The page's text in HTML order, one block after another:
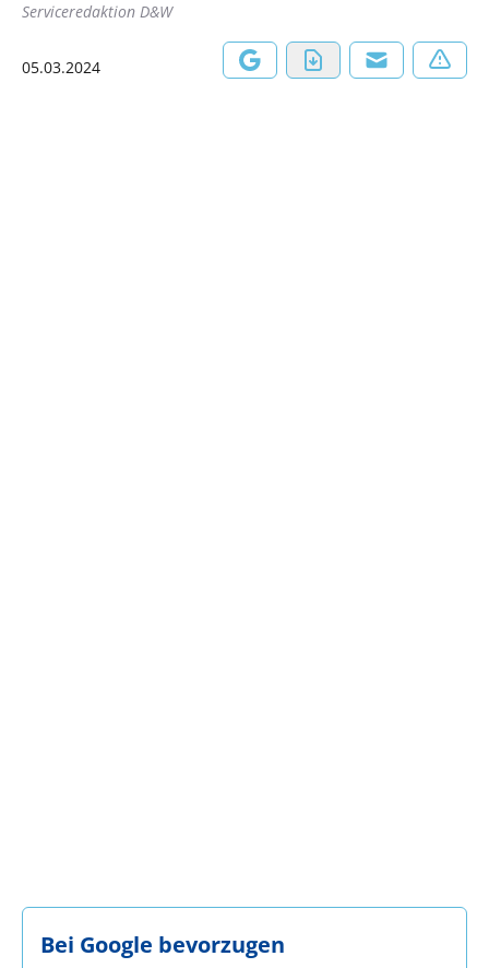
Serviceredaktion D&W
05.03.2024
Bei Google bevorzugen